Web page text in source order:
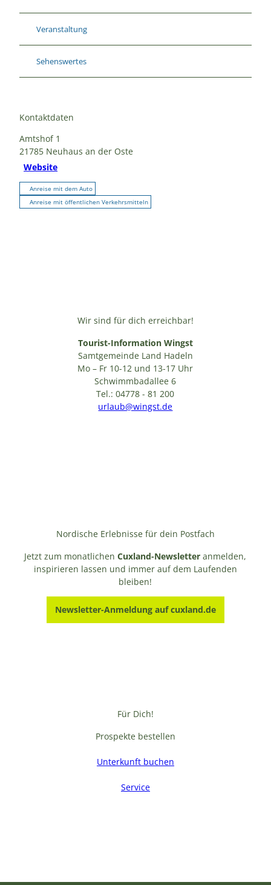
Veranstaltung
Sehenswertes
Kontaktdaten
Amtshof 1
21785 Neuhaus an der Oste
Website
Anreise mit dem Auto
Anreise mit öffentlichen Verkehrsmitteln
Wir sind für dich erreichbar!
Tourist-Information Wingst
Samtgemeinde Land Hadeln
Mo – Fr 10-12 und 13-17 Uhr
Schwimmbadallee 6
Tel.: 04778 - 81 200
urlaub@wingst.de
Nordische Erlebnisse für dein Postfach
Jetzt zum monatlichenCuxland-Newsletter anmelden,
inspirieren lassen und immer auf dem Laufenden
bleiben!
Newsletter-Anmeldung auf cuxland.de
Für Dich!
Prospekte bestellen
Unterkunft buchen
Service